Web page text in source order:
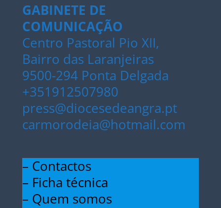
GABINETE DE
COMUNICAÇÃO
Centro Pastoral Pio XII,
Bairro das Laranjeiras
9500-294 Ponta Delgada
+351912507980
press@diocesedeangra.pt
carmorodeia@hotmail.com
– Contactos
– Ficha técnica
– Quem somos